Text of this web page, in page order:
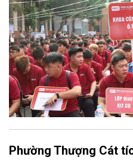
Phường Thượng Cát